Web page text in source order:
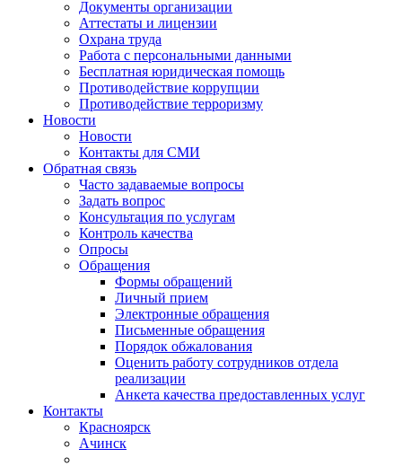
Документы организации
Аттестаты и лицензии
Охрана труда
Работа с персональными данными
Бесплатная юридическая помощь
Противодействие коррупции
Противодействие терроризму
Новости
Новости
Контакты для СМИ
Обратная связь
Часто задаваемые вопросы
Задать вопрос
Консультация по услугам
Контроль качества
Опросы
Обращения
Формы обращений
Личный прием
Электронные обращения
Письменные обращения
Порядок обжалования
Оценить работу сотрудников отдела
реализации
Анкета качества предоставленных услуг
Контакты
Красноярск
Ачинск